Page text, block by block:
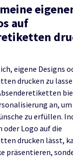
auf
eigene Designs
drucken zu
an,
zu erfüllen.
oder Logo auf die
drucken lässt,
präsentieren,